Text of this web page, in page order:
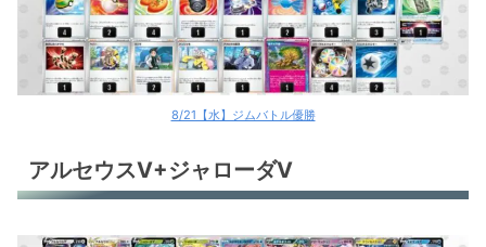
リザードンex
リザードンex
リザードンex
リザードンex
8/21【水】ジムバトル優勝
アルセウスV+ジャローダV